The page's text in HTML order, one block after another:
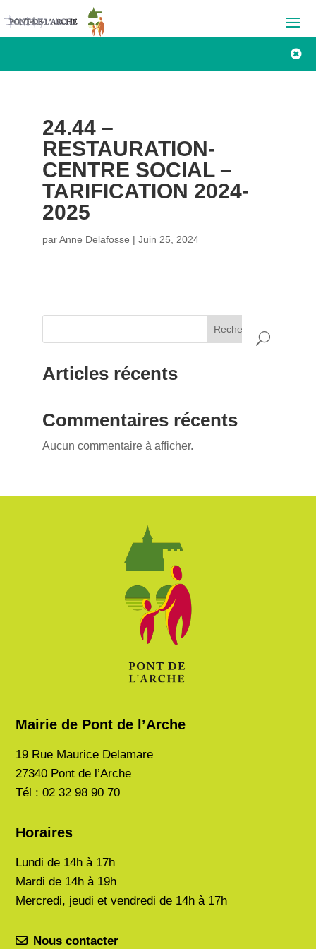

24.44 –
RESTAURATION-
CENTRE SOCIAL –
TARIFICATION 2024-
2025
parAnne Delafosse | Juin 25, 2024
Rechercher
Articles récents
Commentaires récents
Aucun commentaire à afficher.
Mairie de Pont de l’Arche
19 Rue Maurice Delamare
27340 Pont de l’Arche
Tél : 02 32 98 90 70
Horaires
Lundi de 14h à 17h
Mardi de 14h à 19h
Mercredi, jeudi et vendredi de 14h à 17h
Nous contacter